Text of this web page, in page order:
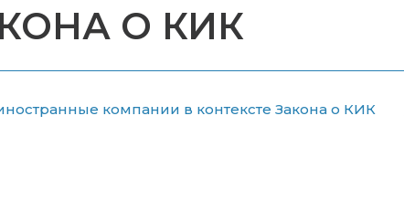
О КИК
компании в контексте Закона о КИК